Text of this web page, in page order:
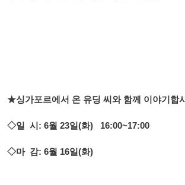
★싱가포르에서 온 유딩 씨와 함께 이야기합
◇일 시: 6월 23일(화) 16:00~17:00
◇마 감: 6월 16일(화)